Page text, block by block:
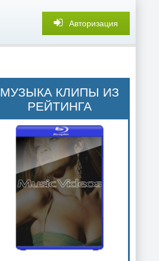
Авторизация
МУЗЫКА КЛИПЫ ИЗ
РЕЙТИНГА